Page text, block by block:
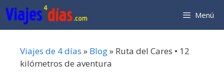
Saltar
al
contenido
Menú
Viajes de 4 días » Blog» Ruta del Cares • 12
kilómetros de aventura